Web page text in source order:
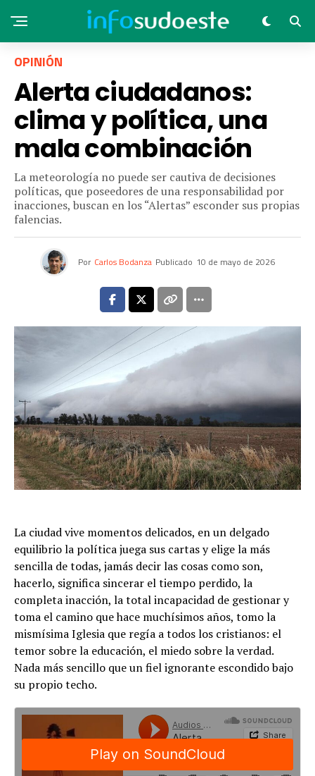
OPINIÓN
Alerta ciudadanos:
clima y política, una
mala combinación
La meteorología no puede ser cautiva de decisiones
políticas, que poseedores de una responsabilidad por
inacciones, buscan en los “Alertas” esconder sus propias
falencias.
Por Carlos Bodanza Publicado 10 de mayo de 2026
La ciudad vive momentos delicados, en un delgado
equilibrio la política juega sus cartas y elige la más
sencilla de todas, jamás decir las cosas como son,
hacerlo, significa sincerar el tiempo perdido, la
completa inacción, la total incapacidad de gestionar y
toma el camino que hace muchísimos años, tomo la
mismísima Iglesia que regía a todos los cristianos: el
temor sobre la educación, el miedo sobre la verdad.
Nada más sencillo que un fiel ignorante escondido bajo
su propio techo.